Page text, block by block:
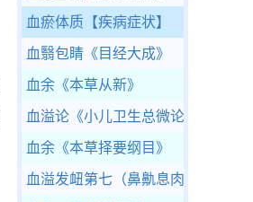
血瘀体质 【疾病症状】
血翳包睛 《目经大成》
血余 《本草从新》
血溢论 《小儿卫生总微论方》
血余 《本草择要纲目》
血溢发衄第七（鼻鼽息肉着附）